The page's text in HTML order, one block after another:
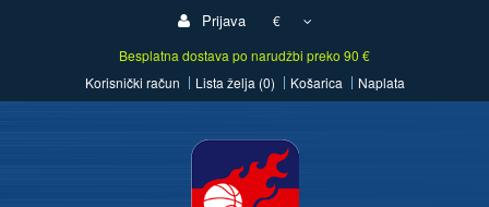
Prijava
€
Besplatna dostava po narudžbi preko 90 €
Korisnički račun
Lista želja (0) Košarica Naplata